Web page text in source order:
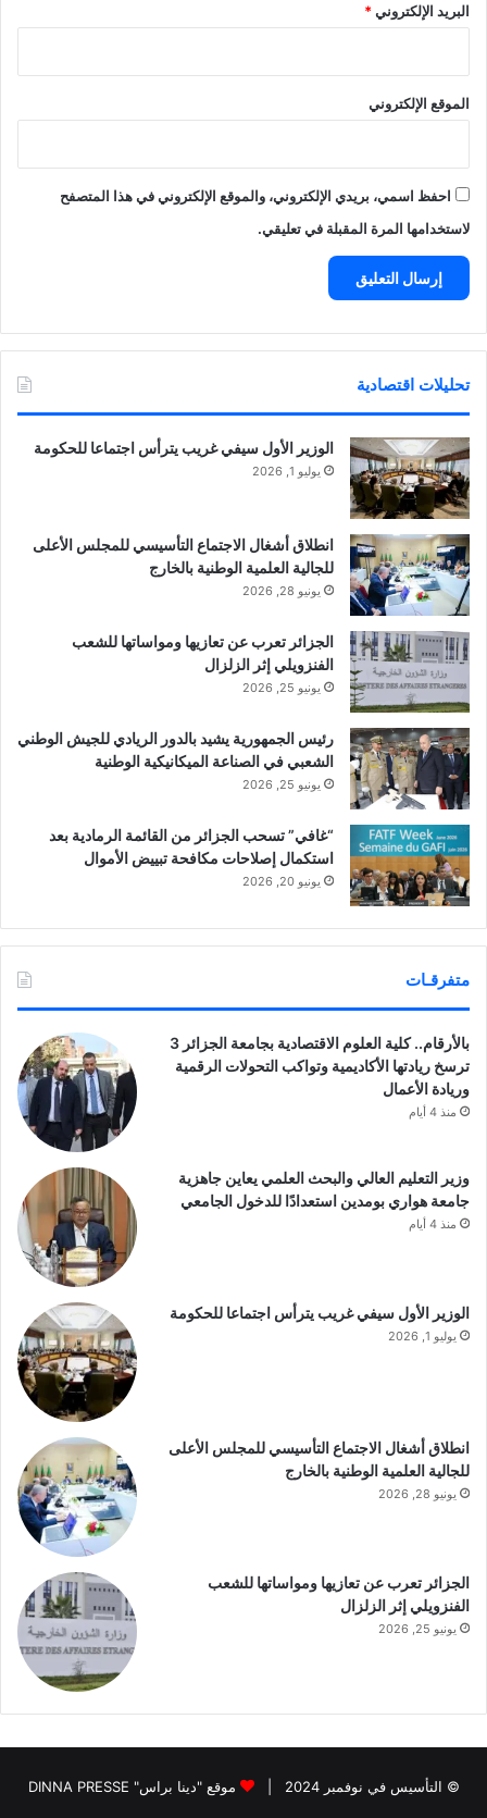
البريد الإلكتروني*
الموقع الإلكتروني
احفظ اسمي، بريدي الإلكتروني، والموقع الإلكتروني في هذا المتصفح
لاستخدامها المرة المقبلة في تعليقي.
تحليلات اقتصادية
الوزير الأول سيفي غريب يترأس اجتماعا للحكومة
يوليو 1, 2026
انطلاق أشغال الاجتماع التأسيسي للمجلس الأعلى
للجالية العلمية الوطنية بالخارج
يونيو 28, 2026
الجزائر تعرب عن تعازيها ومواساتها للشعب
الفنزويلي إثر الزلزال
يونيو 25, 2026
رئيس الجمهورية يشيد بالدور الريادي للجيش الوطني
الشعبي في الصناعة الميكانيكية الوطنية
يونيو 25, 2026
“غافي” تسحب الجزائر من القائمة الرمادية بعد
استكمال إصلاحات مكافحة تبييض الأموال
يونيو 20, 2026
متفرقـات
بالأرقام.. كلية العلوم الاقتصادية بجامعة الجزائر 3
ترسخ ريادتها الأكاديمية وتواكب التحولات الرقمية
وريادة الأعمال
منذ 4 أيام
وزير التعليم العالي والبحث العلمي يعاين جاهزية
جامعة هواري بومدين استعدادًا للدخول الجامعي
منذ 4 أيام
الوزير الأول سيفي غريب يترأس اجتماعا للحكومة
يوليو 1, 2026
انطلاق أشغال الاجتماع التأسيسي للمجلس الأعلى
للجالية العلمية الوطنية بالخارج
يونيو 28, 2026
الجزائر تعرب عن تعازيها ومواساتها للشعب
الفنزويلي إثر الزلزال
يونيو 25, 2026
© التأسيس في نوفمبر 2024 | موقع "دينا براس" DINNA PRESSE